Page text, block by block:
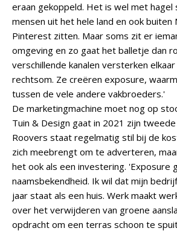
eraan gekoppeld. Het is wel met hagel
mensen uit het hele land en ook buiten
Pinterest zitten. Maar soms zit er
omgeving en zo gaat het balletje dan
verschillende kanalen versterken
rechtsom. Ze creëren exposure,
tussen de vele andere vakbroeders.'
De marketingmachine moet nog op
Tuin & Design gaat in 2021 zijn
Roovers staat regelmatig stil bij de
zich meebrengt om te adverteren,
het ook als een investering. 'Exposure
naamsbekendheid. Ik wil dat mijn
jaar staat als een huis. Werk maakt
over het verwijderen van groene
opdracht om een terras schoon te